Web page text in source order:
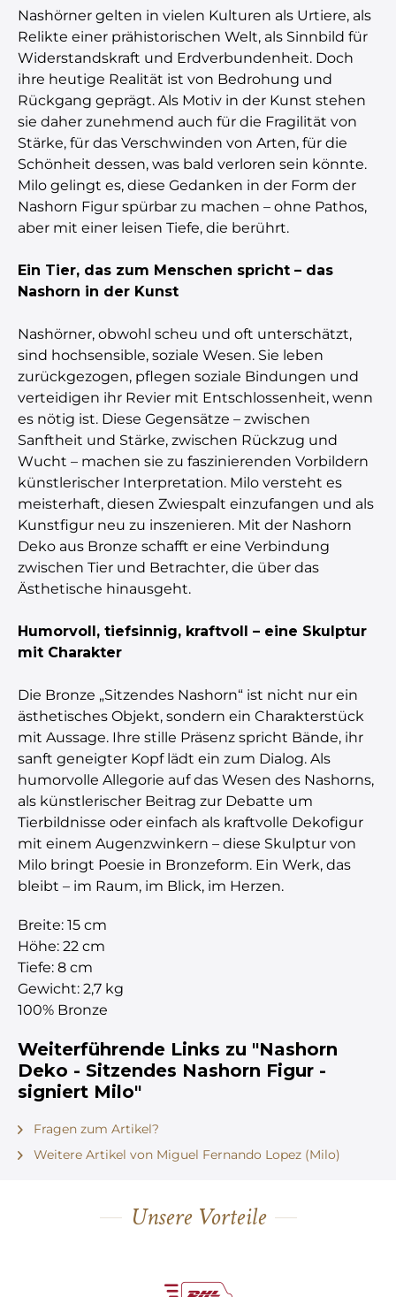
Nashörner gelten in vielen Kulturen als Urtiere, als
Relikte einer prähistorischen Welt, als Sinnbild für
Widerstandskraft und Erdverbundenheit. Doch
ihre heutige Realität ist von Bedrohung und
Rückgang geprägt. Als Motiv in der Kunst stehen
sie daher zunehmend auch für die Fragilität von
Stärke, für das Verschwinden von Arten, für die
Schönheit dessen, was bald verloren sein könnte.
Milo gelingt es, diese Gedanken in der Form der
Nashorn Figur spürbar zu machen – ohne Pathos,
aber mit einer leisen Tiefe, die berührt.
Ein Tier, das zum Menschen spricht – das
Nashorn in der Kunst
Nashörner, obwohl scheu und oft unterschätzt,
sind hochsensible, soziale Wesen. Sie leben
zurückgezogen, pflegen soziale Bindungen und
verteidigen ihr Revier mit Entschlossenheit, wenn
es nötig ist. Diese Gegensätze – zwischen
Sanftheit und Stärke, zwischen Rückzug und
Wucht – machen sie zu faszinierenden Vorbildern
künstlerischer Interpretation. Milo versteht es
meisterhaft, diesen Zwiespalt einzufangen und als
Kunstfigur neu zu inszenieren. Mit der Nashorn
Deko aus Bronze schafft er eine Verbindung
zwischen Tier und Betrachter, die über das
Ästhetische hinausgeht.
Humorvoll, tiefsinnig, kraftvoll – eine Skulptur
mit Charakter
Die Bronze „Sitzendes Nashorn“ ist nicht nur ein
ästhetisches Objekt, sondern ein Charakterstück
mit Aussage. Ihre stille Präsenz spricht Bände, ihr
sanft geneigter Kopf lädt ein zum Dialog. Als
humorvolle Allegorie auf das Wesen des Nashorns,
als künstlerischer Beitrag zur Debatte um
Tierbildnisse oder einfach als kraftvolle Dekofigur
mit einem Augenzwinkern – diese Skulptur von
Milo bringt Poesie in Bronzeform. Ein Werk, das
bleibt – im Raum, im Blick, im Herzen.
Breite: 15 cm
Höhe: 22 cm
Tiefe: 8 cm
Gewicht: 2,7 kg
100% Bronze
Weiterführende Links zu "Nashorn
Deko - Sitzendes Nashorn Figur -
signiert Milo"
Fragen zum Artikel?
Weitere Artikel von Miguel Fernando Lopez (Milo)
Unsere Vorteile